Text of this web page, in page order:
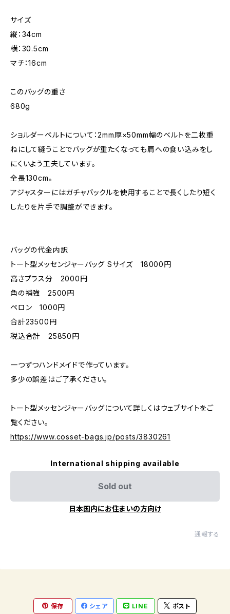
サイズ
縦：34cm
横：30.5cm
マチ：16cm
このバッグの重さ
680g
ショルダーベルトについて：2mm厚×50mm幅のベルトを二枚重
ねにして縫うことでバッグが重たくなっても肩への食い込みをし
にくいよう工夫しています。
全長130cm。
アジャスターにはガチャバックルを使用することで長くしたり短く
したりを片手で調整ができます。
バッグの代金内訳
トート型メッセンジャーバッグ Sサイズ 18000円
高さプラス分 2000円
角の補強 2500円
ペロン 1000円
合計23500円
税込合計 25850円
一つずつハンドメイドで作っています。
多少の誤差はご了承ください。
トート型メッセンジャーバッグについて詳しくはウェブサイトをご
覧ください。
https://www.cosset-bags.jp/posts/3830261
International shipping available
Sold out
日本国内にお住まいの方向け
通報する
保存 シェア LINE ポスト